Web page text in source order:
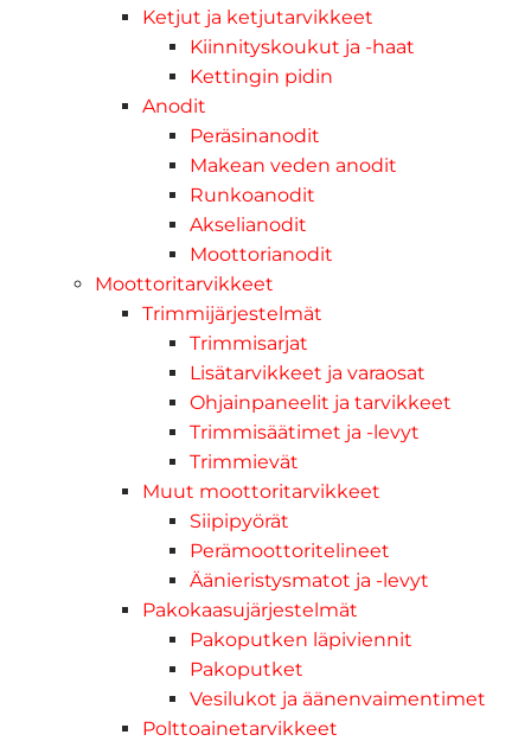
Ketjut ja ketjutarvikkeet
Kiinnityskoukut ja -haat
Kettingin pidin
Anodit
Peräsinanodit
Makean veden anodit
Runkoanodit
Akselianodit
Moottorianodit
Moottoritarvikkeet
Trimmijärjestelmät
Trimmisarjat
Lisätarvikkeet ja varaosat
Ohjainpaneelit ja tarvikkeet
Trimmisäätimet ja -levyt
Trimmievät
Muut moottoritarvikkeet
Siipipyörät
Perämoottoritelineet
Äänieristysmatot ja -levyt
Pakokaasujärjestelmät
Pakoputken läpiviennit
Pakoputket
Vesilukot ja äänenvaimentimet
Polttoainetarvikkeet